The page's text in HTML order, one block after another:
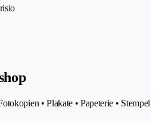
• Plakate • Papeterie • Stempel